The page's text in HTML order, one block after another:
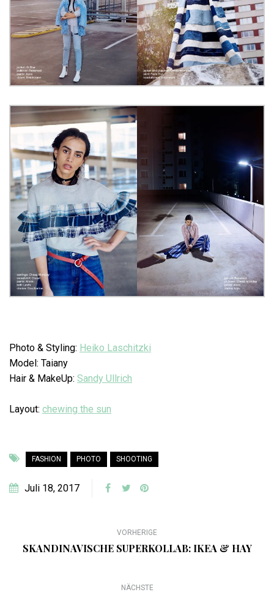
Photo & Styling: Heiko Laschitzki
Model: Taiany
Hair & MakeUp: Sandy Ullrich
Layout: chewing the sun
FASHION PHOTO SHOOTING
Juli 18, 2017
VORHERIGE
SKANDINAVISCHE SUPERKOLLAB: IKEA & HAY
NÄCHSTE